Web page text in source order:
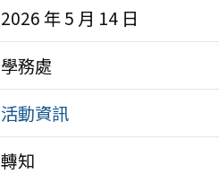
2026 年 5 月 14 日
學務處
活動資訊
轉知